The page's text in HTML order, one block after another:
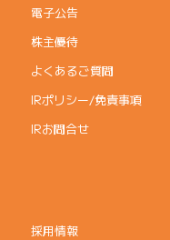
電子公告
株主優待
よくあるご質問
IRポリシー/免責事項
IRお問合せ
採用情報